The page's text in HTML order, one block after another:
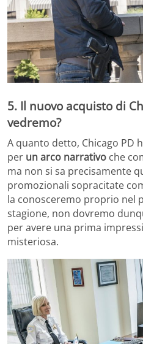
5. Il nuovo acquisto di
vedremo?
A quanto detto, Chicago PD
per un arco narrativo che
ma non si sa precisamente
promozionali sopracitate
la conosceremo proprio nel
stagione, non dovremo
per avere una prima
misteriosa.